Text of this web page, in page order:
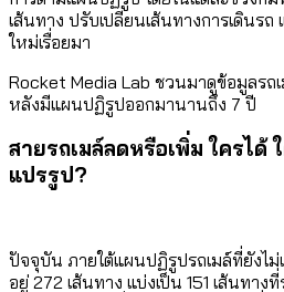
เส้นทาง ปรับเปลี่ยนเส้นทางการเดินรถ
ใหม่เรื่อยมา
Rocket Media Lab ชวนมาดูข้อมูลรถ
หลังมีแผนปฏิรูปออกมานานถึง 7 ปี
สายรถเมล์ลดหรือเพิ่ม ใครได้
แปรรูป?
ปัจจุบัน ภายใต้แผนปฏิรูปรถเมล์ที่ยังไม่
อยู่ 272 เส้นทาง แบ่งเป็น 151 เส้นทาง